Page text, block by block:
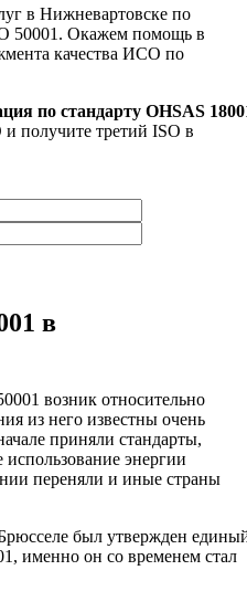
в Нижневартовске по
50001. Окажем помощь в
качества ИСО по
по стандарту OHSAS
получите третий ISO в
в
возник относительно
из него известны очень
приняли стандарты,
энергии
переняли и иные страны
был утвержден
именно он со временем стал